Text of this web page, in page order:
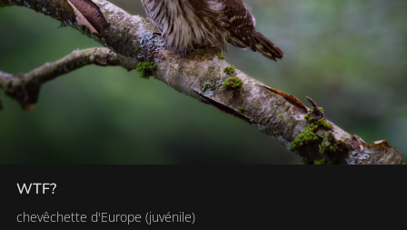
WTF?
chevêchette d'Europe (juvénile)